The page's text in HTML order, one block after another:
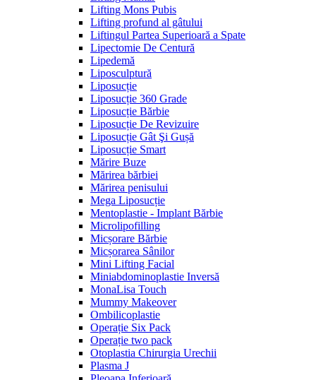
Lifting Mons Pubis
Lifting profund al gâtului
Liftingul Partea Superioară a Spate
Lipectomie De Centură
Lipedemă
Liposculptură
Liposucție
Liposucție 360 Grade
Liposucție Bărbie
Liposucție De Revizuire
Liposucție Gât Şi Gușă
Liposucție Smart
Mărire Buze
Mărirea bărbiei
Mărirea penisului
Mega Liposucție
Mentoplastie - Implant Bărbie
Microlipofilling
Micșorare Bărbie
Micșorarea Sânilor
Mini Lifting Facial
Miniabdominoplastie Inversă
MonaLisa Touch
Mummy Makeover
Ombilicoplastie
Operație Six Pack
Operație two pack
Otoplastia Chirurgia Urechii
Plasma J